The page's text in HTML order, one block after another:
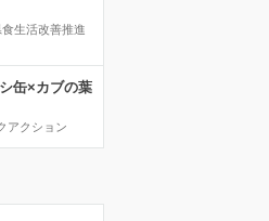
生活改善推進
缶×カブの葉
アクション